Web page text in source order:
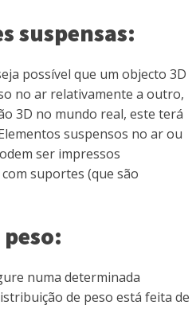
suspensas:
possível que um objecto 3D
no ar relativamente a outro,
3D no mundo real, este terá
suspensos no ar ou
ser impressos
suportes (que são
numa determinada
de peso está feita de